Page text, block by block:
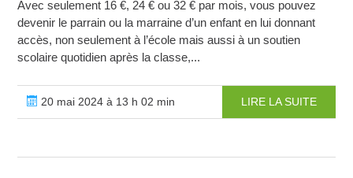
Avec seulement 16 €, 24 € ou 32 € par mois, vous pouvez
devenir le parrain ou la marraine d’un enfant en lui donnant
accès, non seulement à l’école mais aussi à un soutien
scolaire quotidien après la classe,...
20 mai 2024 à 13 h 02 min LIRE LA SUITE